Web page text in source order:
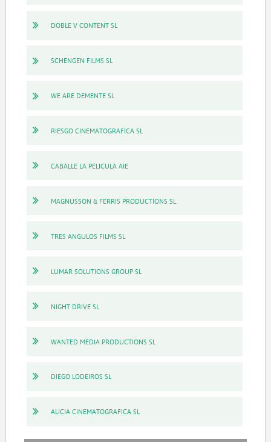
DOBLE V CONTENT SL
SCHENGEN FILMS SL
WE ARE DEMENTE SL
RIESGO CINEMATOGRAFICA SL
CABALLE LA PELICULA AIE
MAGNUSSON & FERRIS PRODUCTIONS SL
TRES ANGULOS FILMS SL
LUMAR SOLUTIONS GROUP SL
NIGHT DRIVE SL
WANTED MEDIA PRODUCTIONS SL
DIEGO LODEIROS SL
ALICIA CINEMATOGRAFICA SL